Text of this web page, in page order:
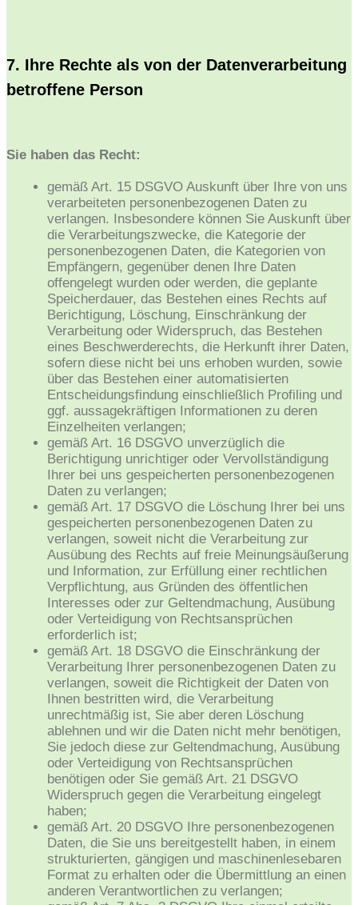
7. Ihre Rechte als von der Datenverarbeitung
betroffene Person
Sie haben das Recht:
gemäß Art. 15 DSGVO Auskunft über Ihre von uns
verarbeiteten personenbezogenen Daten zu
verlangen. Insbesondere können Sie Auskunft über
die Verarbeitungszwecke, die Kategorie der
personenbezogenen Daten, die Kategorien von
Empfängern, gegenüber denen Ihre Daten
offengelegt wurden oder werden, die geplante
Speicherdauer, das Bestehen eines Rechts auf
Berichtigung, Löschung, Einschränkung der
Verarbeitung oder Widerspruch, das Bestehen
eines Beschwerderechts, die Herkunft ihrer Daten,
sofern diese nicht bei uns erhoben wurden, sowie
über das Bestehen einer automatisierten
Entscheidungsfindung einschließlich Profiling und
ggf. aussagekräftigen Informationen zu deren
Einzelheiten verlangen;
gemäß Art. 16 DSGVO unverzüglich die
Berichtigung unrichtiger oder Vervollständigung
Ihrer bei uns gespeicherten personenbezogenen
Daten zu verlangen;
gemäß Art. 17 DSGVO die Löschung Ihrer bei uns
gespeicherten personenbezogenen Daten zu
verlangen, soweit nicht die Verarbeitung zur
Ausübung des Rechts auf freie Meinungsäußerung
und Information, zur Erfüllung einer rechtlichen
Verpflichtung, aus Gründen des öffentlichen
Interesses oder zur Geltendmachung, Ausübung
oder Verteidigung von Rechtsansprüchen
erforderlich ist;
gemäß Art. 18 DSGVO die Einschränkung der
Verarbeitung Ihrer personenbezogenen Daten zu
verlangen, soweit die Richtigkeit der Daten von
Ihnen bestritten wird, die Verarbeitung
unrechtmäßig ist, Sie aber deren Löschung
ablehnen und wir die Daten nicht mehr benötigen,
Sie jedoch diese zur Geltendmachung, Ausübung
oder Verteidigung von Rechtsansprüchen
benötigen oder Sie gemäß Art. 21 DSGVO
Widerspruch gegen die Verarbeitung eingelegt
haben;
gemäß Art. 20 DSGVO Ihre personenbezogenen
Daten, die Sie uns bereitgestellt haben, in einem
strukturierten, gängigen und maschinenlesebaren
Format zu erhalten oder die Übermittlung an einen
anderen Verantwortlichen zu verlangen;